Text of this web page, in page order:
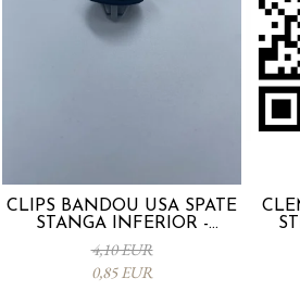
CLIPS BANDOU USA SPATE
STANGA INFERIOR -
KD5351SJ3A
4,10 EUR
0,85 EUR